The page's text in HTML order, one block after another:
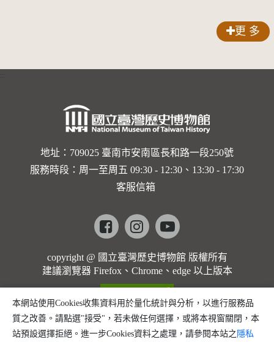
的依戀—
勒大地之
歌]【對
世界與生
命的依戀
馬勒大地
之歌】
更 多
地址：709025 臺南市安南區長和路一段250號
服務時段：周一至周五 09:30 - 12:30、13:30 - 17:30
客服信箱
Facebookinstagramyoutube
copyright @ 國立臺灣歷史博物館 版權所有
建議瀏覽器 Firefox、Chrome、edge 以上版本
本網站使用Cookies收集資料用於量化統計與分析，以進行服務品
質之改善。請點選"接受"，若未做任何選擇，或將本視窗關閉，本
站預設選擇拒絕。進一步Cookies資料之處理，請參閱本站之 隱私